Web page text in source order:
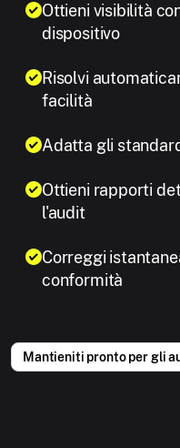
Ottieni visibilità
dispositivo
Risolvi
facilità
Adatta gli
Ottieni rapporti
l'audit
Correggi
conformità
Mantieniti pronto per gli